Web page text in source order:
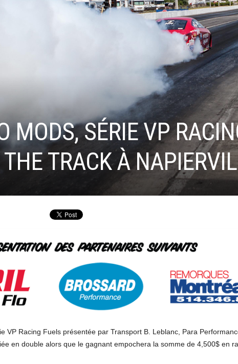
MODS, SÉRIE VP
TRACK À
VP Racing Fuels présentée par Transport B. Leblanc, Para
en double alors que le gagnant empochera la somme de 4,500$ en